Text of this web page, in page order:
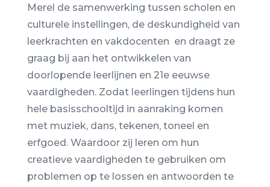
Merel de samenwerking tussen scholen en
culturele instellingen, de deskundigheid van
leerkrachten en vakdocenten en draagt ze
graag bij aan het ontwikkelen van
doorlopende leerlijnen en 21e eeuwse
vaardigheden. Zodat leerlingen tijdens hun
hele basisschooltijd in aanraking komen
met muziek, dans, tekenen, toneel en
erfgoed. Waardoor zij leren om hun
creatieve vaardigheden te gebruiken om
problemen op te lossen en antwoorden te